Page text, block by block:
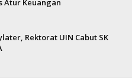
Atur Keuangan
Rektorat UIN Cabut SK